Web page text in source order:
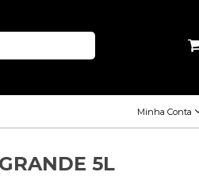
Minha Conta
5L